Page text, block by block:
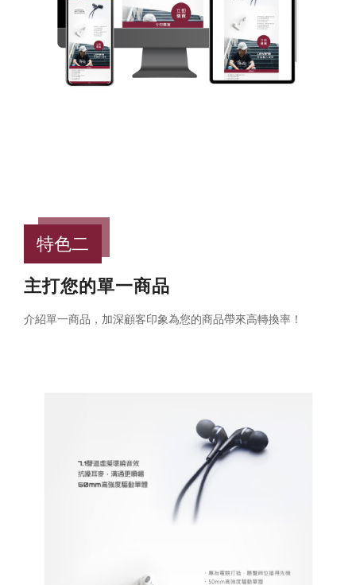
特色二
主打您的單一商品
介紹單一商品，加深顧客印象為您的商品帶來高轉換率！